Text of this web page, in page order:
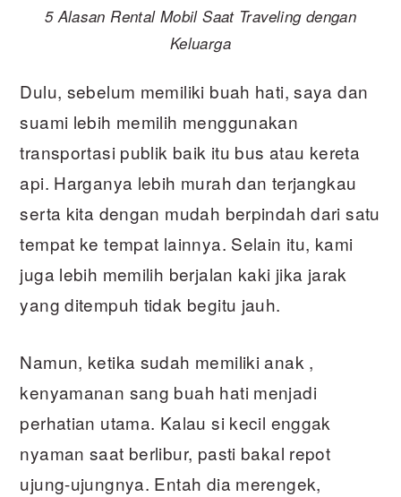
5 Alasan Rental Mobil Saat Traveling dengan
Keluarga
Dulu, sebelum memiliki buah hati, saya dan
suami lebih memilih menggunakan
transportasi publik baik itu bus atau kereta
api. Harganya lebih murah dan terjangkau
serta kita dengan mudah berpindah dari satu
tempat ke tempat lainnya. Selain itu, kami
juga lebih memilih berjalan kaki jika jarak
yang ditempuh tidak begitu jauh.
Namun, ketika sudah memiliki anak ,
kenyamanan sang buah hati menjadi
perhatian utama. Kalau si kecil enggak
nyaman saat berlibur, pasti bakal repot
ujung-ujungnya. Entah dia merengek,